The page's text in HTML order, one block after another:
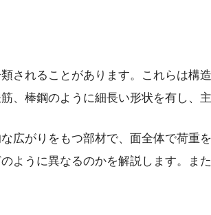
されることがあります。これらは構
、棒鋼のように細長い形状を有し、
広がりをもつ部材で、面全体で荷重
ように異なるのかを解説します。ま